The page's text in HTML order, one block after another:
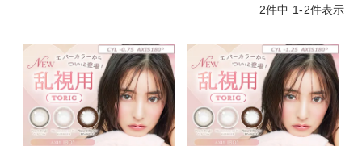
商品名 エバーカラーワンデートーリック
販売名 エバーカラーワンデーTC
タイプ 1日使い捨て
2件中 1-2件表示